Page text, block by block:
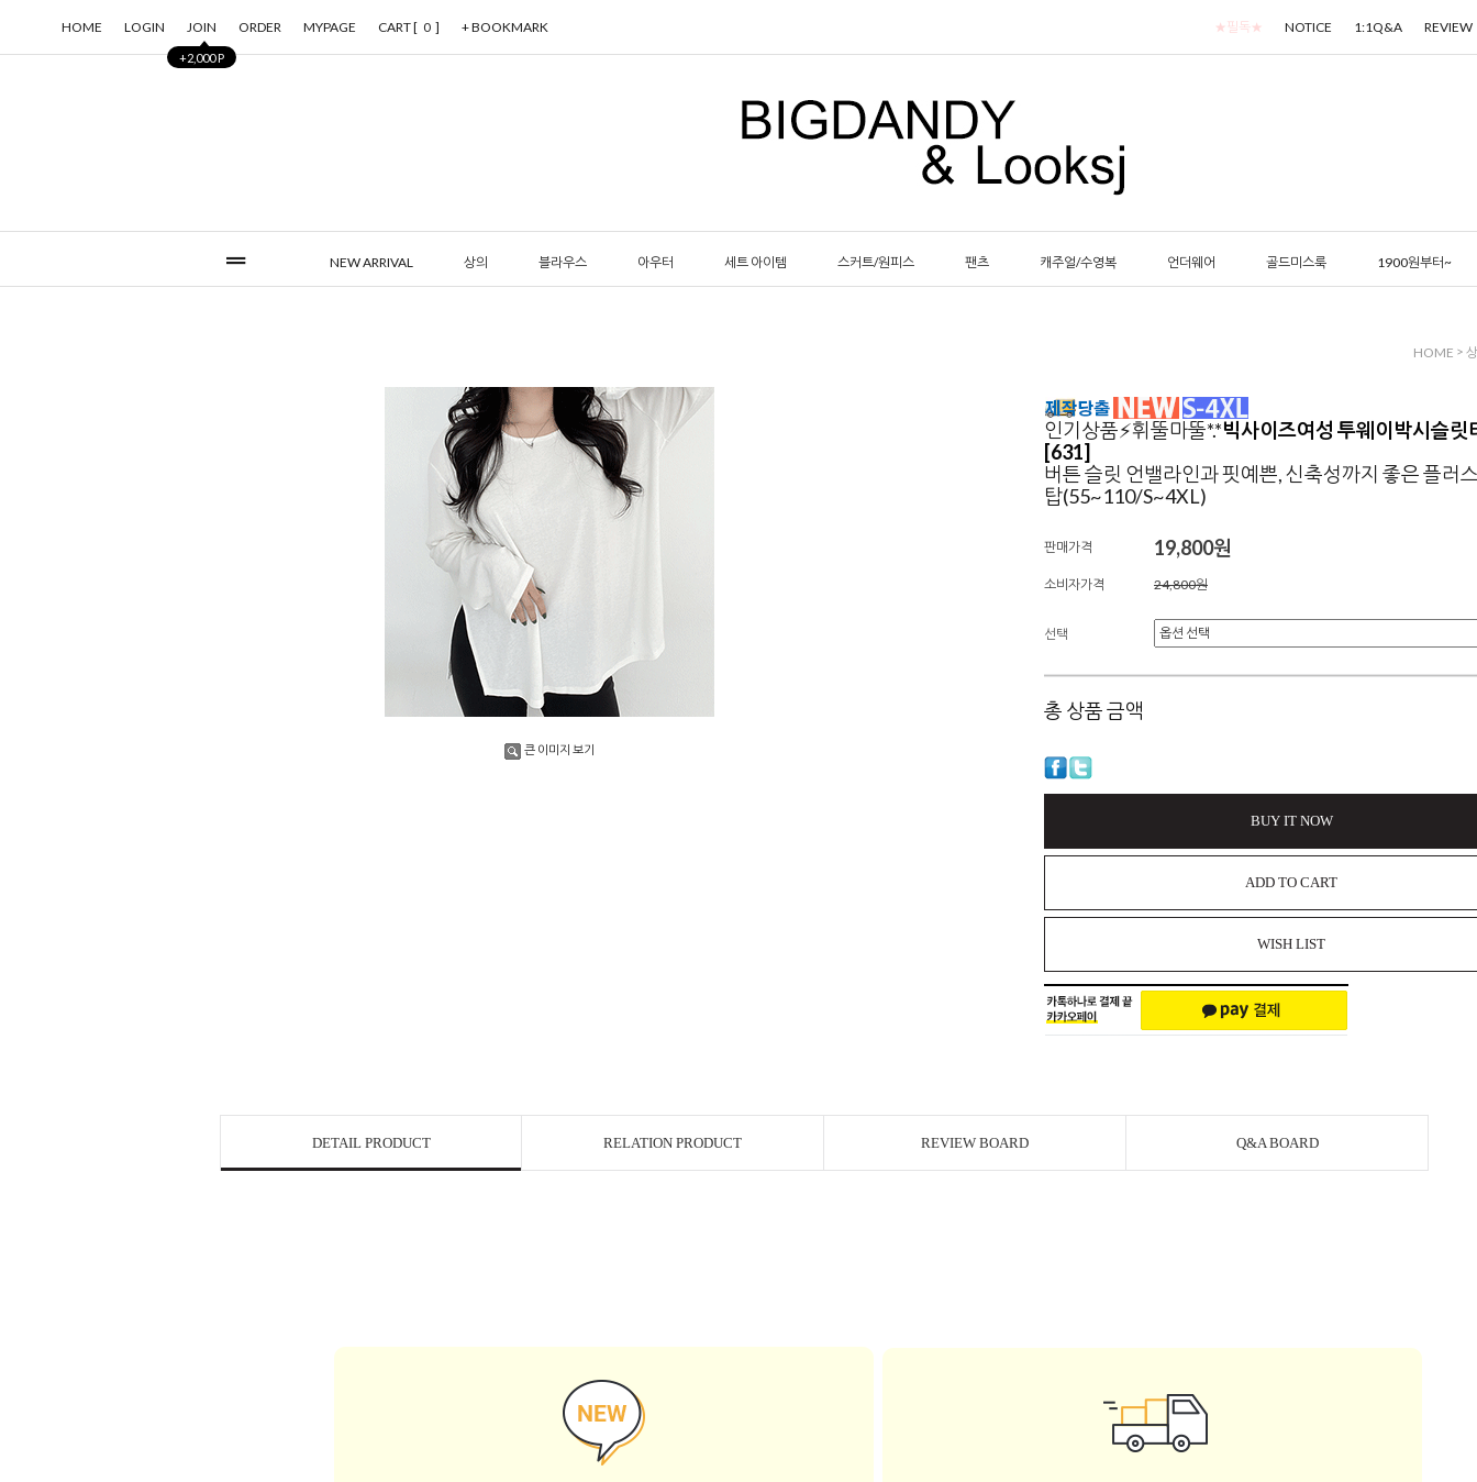
HOME LOGIN JOIN
+2,000 P
ORDER MYPAGE CART [ 0 ] + BOOKMARK ★필독★ NOTICE 1:1Q&A REVIEW
NEW ARRIVAL 상의 블라우스 아우터 세트 아이템 스커트/원피스 팬츠 캐주얼/수영복 언더웨어 골드미스룩 1900원부터~
HOME >
큰 이미지 보기
인기상품⚡휘뚤마뚤*.*빅사이즈여성 투웨이박시슬릿
[631]
버튼 슬릿 언밸라인과 핏예쁜, 신축성까지 좋은 플러
탑(55~110/S~4XL)
판매가격 19,800원
소비자가격 24,800원
선택
총 상품 금액
BUY IT NOW
ADD TO CART
WISH LIST
DETAIL PRODUCT RELATION PRODUCT REVIEW BOARD Q&A BOARD